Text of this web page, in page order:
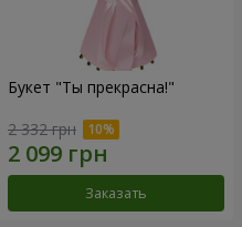
Букет "Ты прекрасна!"
2 332 грн
Заказать